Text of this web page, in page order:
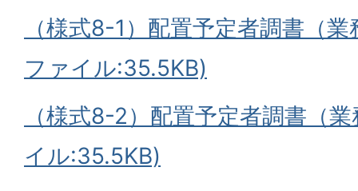
（様式8-1）配置予定者調書（
ファイル:35.5KB)
（様式8-2）配置予定者調書（
イル:35.5KB)